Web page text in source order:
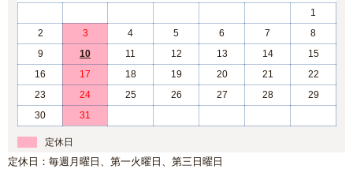
1
2
3 4 5 6 7
8
9
10 11 12 13 14
15
16
17 18 19 20 21
22
23
24 25 26 27 28
29
30
31
定休日
定休日：毎週月曜日、第一火曜日、第三日曜日